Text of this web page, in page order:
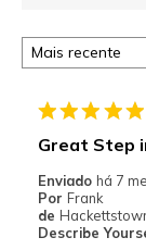
Great Step
Enviado há 7
Por Frank
de
Describe